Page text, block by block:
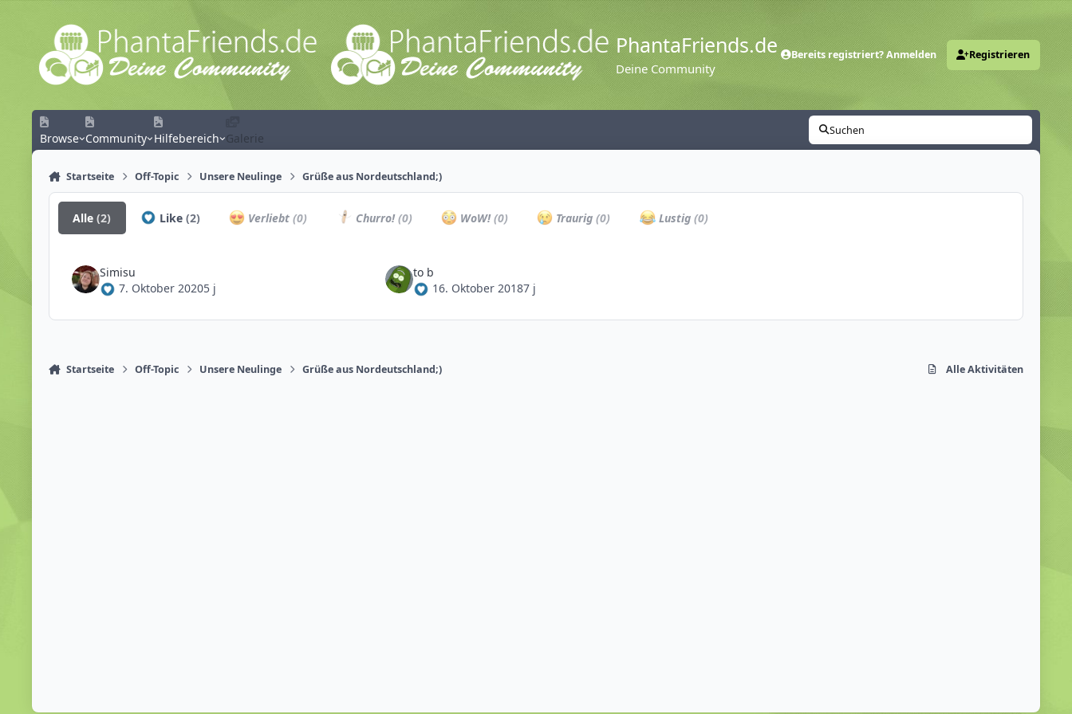
Zum Inhalt springen
PhantaFriends.de
Deine Community
Bereits registriert? Anmelden Registrieren
Browse Community Hilfebereich Galerie
Suchen
Startseite Off-Topic Unsere Neulinge Grüße aus Nordeutschland;)
Alle(2) Like (2) Verliebt(0) Churro!(0) WoW!(0) Traurig(0) Lustig (0)
Simisu
7. Oktober 20205 j
to b
16. Oktober 20187 j
Startseite Off-Topic Unsere Neulinge Grüße aus Nordeutschland;) Alle Aktivitäten